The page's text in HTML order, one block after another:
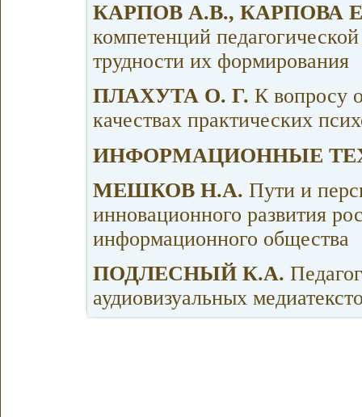
КАРПОВ А.В., КАРПОВА
компетенций
трудности их формирования
ПЛАХУТА О. Г. К вопросу
качествах практических
ИНФОРМАЦИОННЫЕ
МЕШКОВ Н.А. Пути и
инновационного развития
информационного общества
ПОДЛЕСНЫЙ К.А.
аудиовизуальных